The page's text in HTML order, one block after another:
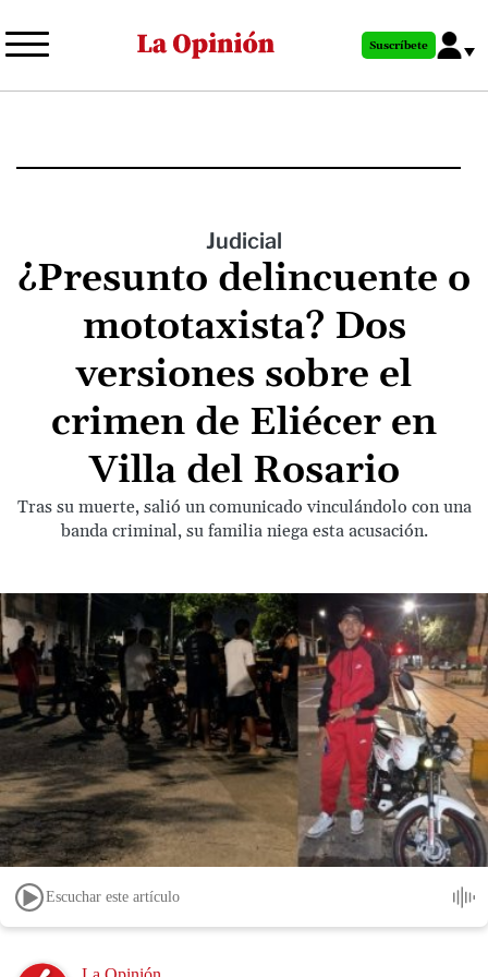
al
principal
Suscríbete
Judicial
¿Presunto delincuente o
mototaxista? Dos
versiones sobre el
crimen de Eliécer en
Villa del Rosario
Tras su muerte, salió un comunicado vinculándolo con una
banda criminal, su familia niega esta acusación.
Escuchar este artículo